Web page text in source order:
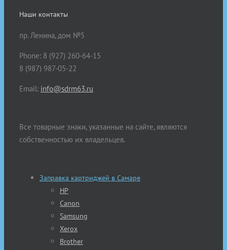
Наши контакты
пр. Ленина, дом №5
Phone: 8 (927) 260-64-15
8 (987) 987-05-22
Email: info@sdrm63.ru
Все товарные знаки, указанные на сайте, являются
собственностью их владельцев.
Заправка картриджей в Самаре
HP
Canon
Samsung
Xerox
Brother